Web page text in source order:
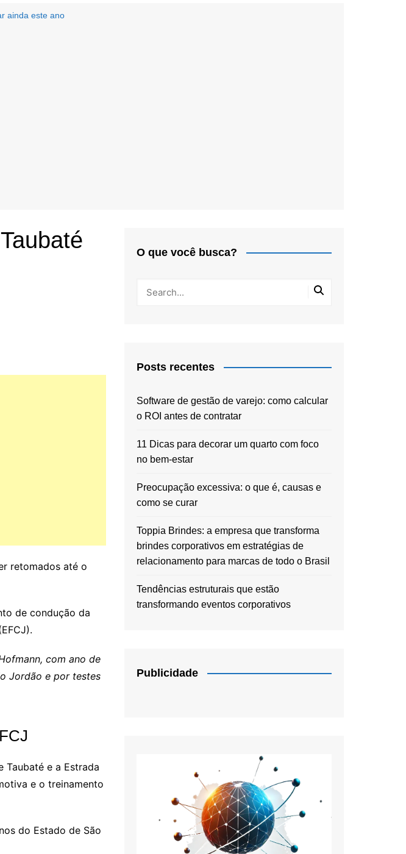
ainda este ano
retomados até o
de condução da
com ano de
Jordão e por testes
Taubaté e a Estrada
e o treinamento
do Estado de São
O que você busca?
Posts recentes
Software de gestão de varejo: como calcular
o ROI antes de contratar
11 Dicas para decorar um quarto com foco
no bem-estar
Preocupação excessiva: o que é, causas e
como se curar
Toppia Brindes: a empresa que transforma
brindes corporativos em estratégias de
relacionamento para marcas de todo o Brasil
Tendências estruturais que estão
transformando eventos corporativos
Publicidade